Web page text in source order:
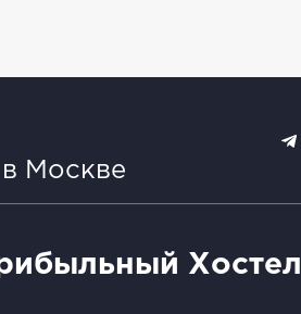
в Москве
Хостел